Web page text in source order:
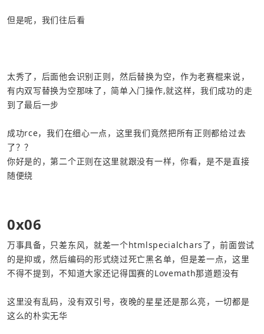
但是呢，我们往后看
太秀了，后面他会识别正则，然后替换为空，作为老赛棍来说，
有内双写替换为空那味了，简单入门操作,就这样，我们成功的走
到了最后一步
成功rce，我们在细心一点，这里我们竟然把所有正则都给过去
了？？
你好是的，第二个正则在这里就跟没有一样，你看，是不是直接
随便绕
0x06
万事具备，只差东风，就差一个htmlspecialchars了，前面尝试
的是抑或，然后编码的形式绕过死亡黑名单，但是差一点，这里
不得不提到，不知道大家还记得国赛的Lovemath那道题没有
这里没有乱码，没有双引号，夜晚的星星还是那么亮，一切都是
这么的朴实无华